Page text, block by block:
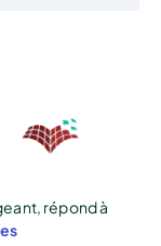
répond à